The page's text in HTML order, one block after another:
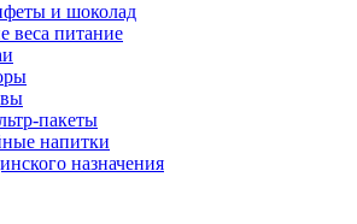
и шоколад
веса питание
пакеты
напитки
назначения